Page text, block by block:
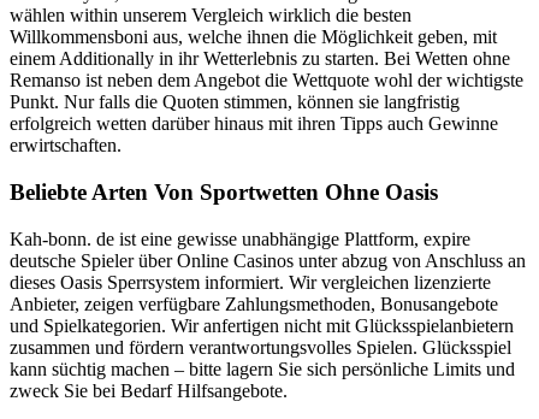
wählen within unserem Vergleich wirklich die besten
Willkommensboni aus, welche ihnen die Möglichkeit geben, mit
einem Additionally in ihr Wetterlebnis zu starten. Bei Wetten ohne
Remanso ist neben dem Angebot die Wettquote wohl der wichtigste
Punkt. Nur falls die Quoten stimmen, können sie langfristig
erfolgreich wetten darüber hinaus mit ihren Tipps auch Gewinne
erwirtschaften.
Beliebte Arten Von Sportwetten Ohne Oasis
Kah-bonn. de ist eine gewisse unabhängige Plattform, expire
deutsche Spieler über Online Casinos unter abzug von Anschluss an
dieses Oasis Sperrsystem informiert. Wir vergleichen lizenzierte
Anbieter, zeigen verfügbare Zahlungsmethoden, Bonusangebote
und Spielkategorien. Wir anfertigen nicht mit Glücksspielanbietern
zusammen und fördern verantwortungsvolles Spielen. Glücksspiel
kann süchtig machen – bitte lagern Sie sich persönliche Limits und
zweck Sie bei Bedarf Hilfsangebote.